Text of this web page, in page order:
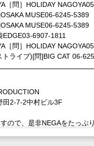
［問］HOLIDAY
MUSE06-6245-5389
MUSE06-6245-5389
6907-1811
［問］HOLIDAY
ライブ)[問]BIG CAT 06-
田2-7-2中村ビル3F
ので、是非NEGAをたっぷ